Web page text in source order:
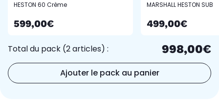
HESTON 60 Crème
599,00€
MARSHALL HESTON SUB
499,00€
Total du pack (2 articles) : 998,00€
Ajouter le pack au panier